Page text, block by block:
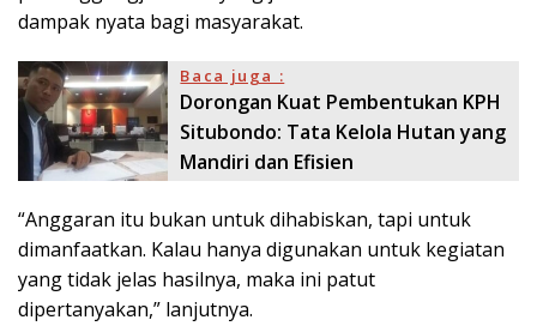
dampak nyata bagi masyarakat.
Baca juga :
Dorongan Kuat Pembentukan KPH
Situbondo: Tata Kelola Hutan yang
Mandiri dan Efisien
“Anggaran itu bukan untuk dihabiskan, tapi untuk
dimanfaatkan. Kalau hanya digunakan untuk kegiatan
yang tidak jelas hasilnya, maka ini patut
dipertanyakan,” lanjutnya.